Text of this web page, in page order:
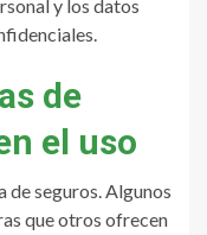
y los datos
de
el uso
de seguros. Algunos
que otros ofrecen